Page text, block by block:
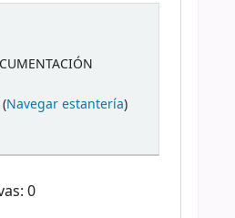
Navegar estantería)
0